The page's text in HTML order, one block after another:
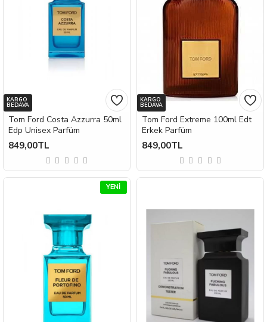
KARGO
BEDAVA
Tom Ford Costa Azzurra 50ml
Edp Unisex Parfüm
849,00TL
KARGO
BEDAVA
Tom Ford Extreme 100ml Edt
Erkek Parfüm
849,00TL
YENI